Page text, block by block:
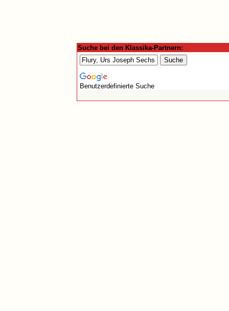
Suche bei den Klassika-Partnern:
Benutzerdefinierte Suche